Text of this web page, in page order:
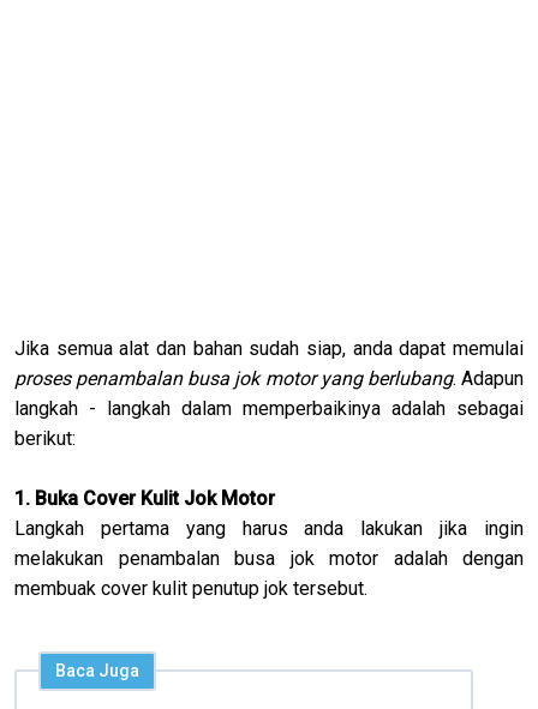
Jika semua alat dan bahan sudah siap, anda dapat memulai
proses penambalan busa jok motor yang berlubang. Adapun
langkah - langkah dalam memperbaikinya adalah sebagai
berikut:
1. Buka Cover Kulit Jok Motor
Langkah pertama yang harus anda lakukan jika ingin
melakukan penambalan busa jok motor adalah dengan
membuak cover kulit penutup jok tersebut.
Baca Juga